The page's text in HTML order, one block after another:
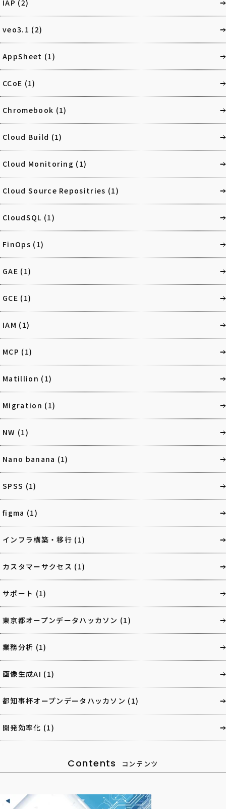
IAP (2)
veo3.1 (2)
AppSheet (1)
CCoE (1)
Chromebook (1)
Cloud Build (1)
Cloud Monitoring (1)
Cloud Source Repositries (1)
CloudSQL (1)
FinOps (1)
GAE (1)
GCE (1)
IAM (1)
MCP (1)
Matillion (1)
Migration (1)
NW (1)
Nano banana (1)
SPSS (1)
figma (1)
インフラ構築・移行 (1)
カスタマーサクセス (1)
サポート (1)
東京都オープンデータハッカソン (1)
業務分析 (1)
画像生成AI (1)
都知事杯オープンデータハッカソン (1)
開発効率化 (1)
Contents コンテンツ